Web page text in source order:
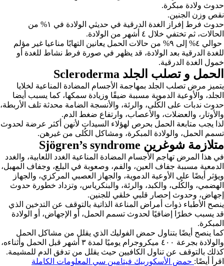
حدوث ولادة مبكرة.
نقص وزن الجنين.
حدوث فرط إفراز الغدة الدرقية في حديثي الولادة في ١% من
الحالات، ثم تختفي خلال ٤ أشهر من الولادة.
حوالي ٤% إلى ٩% من حالات الحمل يعانين التهابًا مناعيا غير مؤلم
للغدة الدرقية بعد الولادة، قد يظهر في صورة فرط نشاط للغدة أو
خمول الغدة الدرقية.
الحمل و تصلب الجلد Scleroderma
يتميز مرض تصلب الجلد بمهاجمة الأجسام المضادة المناعية لخلايا
الجلد، والأوعية الدموية مسببة ضيقًا وزيادة سمكها، كما يسبب أيضا
حدوث ندبات على الكُلى، والرئة، والأنسجة الضامة محدثة تلف الأربطة،
والأوتار، والعضلات، والأعصاب، وارتفاع ضغط الدم.
لذا يجب متابعة الحمل بحرص لهؤلاء السيدات لأنهن أكثر عرضة لحدوث
تسمم الحمل، والولادة المبكرة، ومشاكل الكُلى من غيرهن.
متلازمة شوغرين Sjögren’s syndrome
في هذا المرض تهاجم الأجسام المضادة المناعية الغدد اللعابية، والغدد
الدمعية مسببة جفاف العين، والفم، وصعوبة في البلع، وجفاف المهبل،
ويؤثر أيضًا على الأوعية الدموية، والجهاز العصبي المركزي، والجهاز
الهضمي، والكُلى، والكبد، والرئة، والبنكرياس، وتزداد خطورة حدوث
إجهاض، وحدوث إحصار قلبي خلقي للجنين.
ينصح الأطباء ذوات أمراض المناعة الذاتية بالتوقف عن التدخين الذي
قد يسبب خطرًا إضافيًا لحدوث تسمم الحمل، أو الإجهاض، أو الولادة
المبكرة.
كما ينصح أيضًا بتناول حمض الفوليك الذي يقلل من مشاكل الحمل
والولادة بجرعة ٤٠٠ ميكروجرام يوميًا لمدة ٣ أشهر قبل الحمل وأثناءه،
كذلك بالتوقف عن تناول الكافيين حيث يقلل من تدفق الدم للمشيمة.
اقرأ أيضًا: حمض الأسكوربيك فيتامين سي المعلومات الكاملة